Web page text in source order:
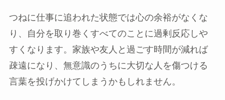
つねに仕事に追われた状態では心の余裕がなくな
り、自分を取り巻くすべてのことに過剰反応しや
すくなります。家族や友人と過ごす時間が減れば
疎遠になり、無意識のうちに大切な人を傷つける
言葉を投げかけてしまうかもしれません。